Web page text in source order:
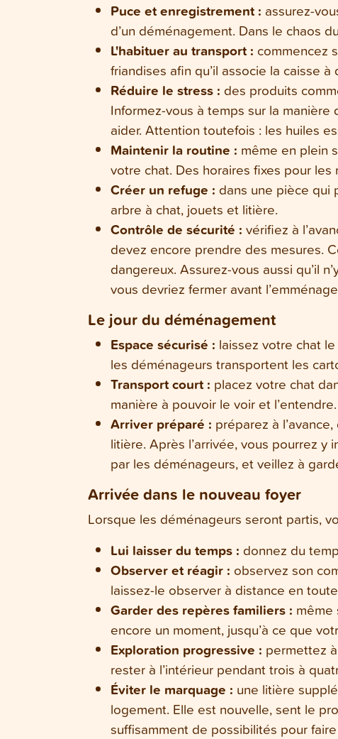
Puce et enregistrement : assurez-
d’un déménagement. Dans le chaos
L'habituer au transport : commencez
friandises afin qu’il associe la caisse
Réduire le stress : des produits
Informez-vous à temps sur la
aider. Attention toutefois : les huiles
Maintenir la routine : même en plein
votre chat. Des horaires fixes pour
Créer un refuge : dans une pièce qui
arbre à chat, jouets et litière.
Contrôle de sécurité : vérifiez à
devez encore prendre des mesures.
dangereux. Assurez-vous aussi qu’il
vous devriez fermer avant
Le jour du déménagement
Espace sécurisé : laissez votre chat
les déménageurs transportent les
Transport court : placez votre chat
manière à pouvoir le voir et l’entendre.
Arriver préparé : préparez à
litière. Après l’arrivée, vous pourrez
par les déménageurs, et veillez à
Arrivée dans le nouveau foyer
Lorsque les déménageurs seront partis,
Lui laisser du temps : donnez du
Observer et réagir : observez son
laissez-le observer à distance en
Garder des repères familiers : même
encore un moment, jusqu’à ce que
Exploration progressive : permettez
rester à l’intérieur pendant trois à
Éviter le marquage : une litière
logement. Elle est nouvelle, sent le
suffisamment de possibilités pour